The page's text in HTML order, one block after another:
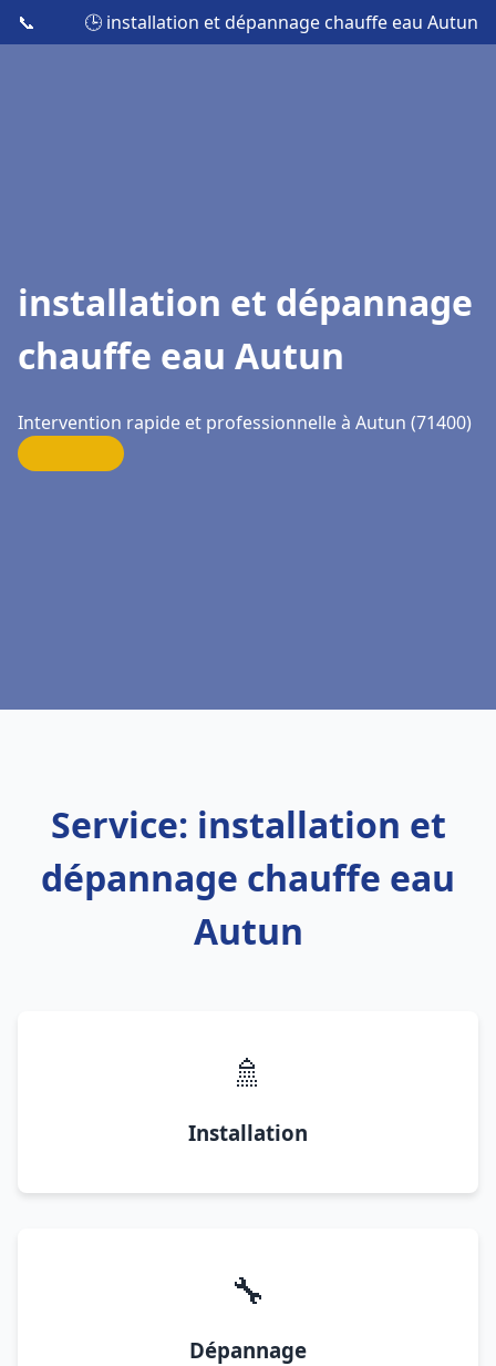
📞 🕒 installation et dépannage chauffe eau Autun
installation et dépannage
chauffe eau Autun
Intervention rapide et professionnelle à Autun (71400)
Service: installation et
dépannage chauffe eau
Autun
🚿
Installation
🔧
Dépannage